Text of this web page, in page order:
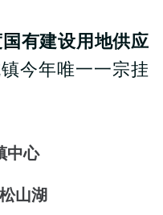
有建设用地供应
今年唯一一宗挂
中心
山湖